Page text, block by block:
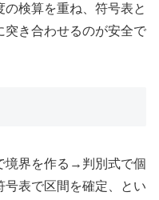
検算を重ね、符号表と
突き合わせるのが安全で
境界を作る→判別式で個
表で区間を確定、とい